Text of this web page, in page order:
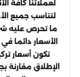
لعملائنا كافة
لتناسب جميع
ما تحرص عليه
الأسعار دائما
تكون أسعار
الإطلاق مقارنة